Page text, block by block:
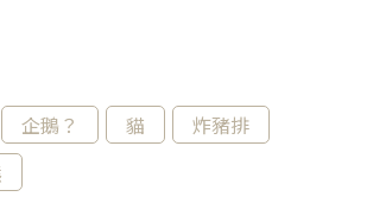
企鵝？ 貓
炸豬排